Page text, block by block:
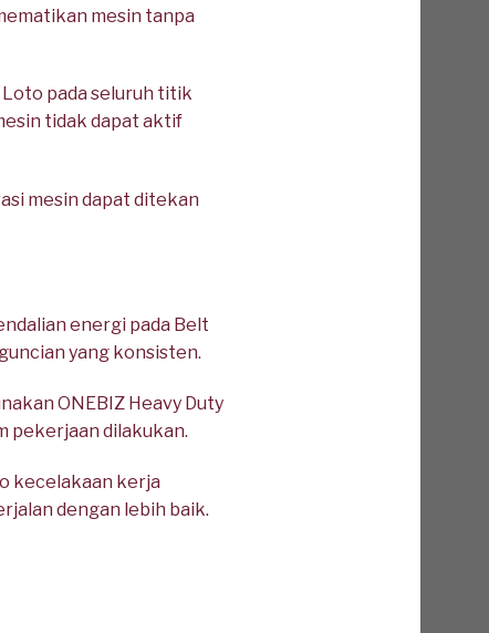
mesin tanpa
pada seluruh titik
tidak dapat aktif
mesin dapat ditekan
energi pada Belt
yang konsisten.
ONEBIZ Heavy Duty
pekerjaan dilakukan.
kecelakaan kerja
dengan lebih baik.